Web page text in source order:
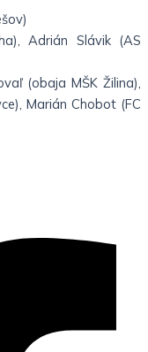
Adrián Slávik (AS
(obaja MŠK Žilina),
Marián Chobot (FC